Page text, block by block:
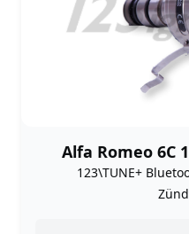
Alfa Romeo 6C
123\TUNE+